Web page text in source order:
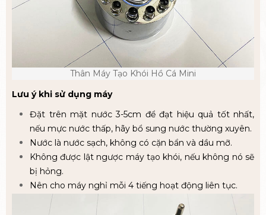
Thân Máy Tạo Khói Hồ Cá Mini
Lưu ý khi sử dụng máy
Đặt trên mặt nước 3-5cm để đạt hiệu quả tốt nhất,
nếu mực nước thấp, hãy bổ sung nước thường xuyên.
Nước là nước sạch, không có cặn bẩn và dầu mỡ.
Không được lật ngược máy tạo khói, nếu không nó sẽ
bị hỏng.
Nên cho máy nghỉ mỗi 4 tiếng hoạt động liên tục.